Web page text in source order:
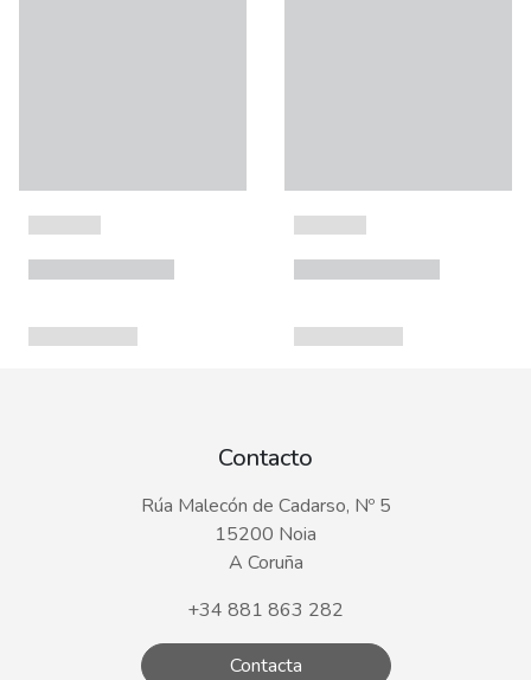
Contacto
Rúa Malecón de Cadarso, Nº 5
15200 Noia
A Coruña
+34 881 863 282
Contacta